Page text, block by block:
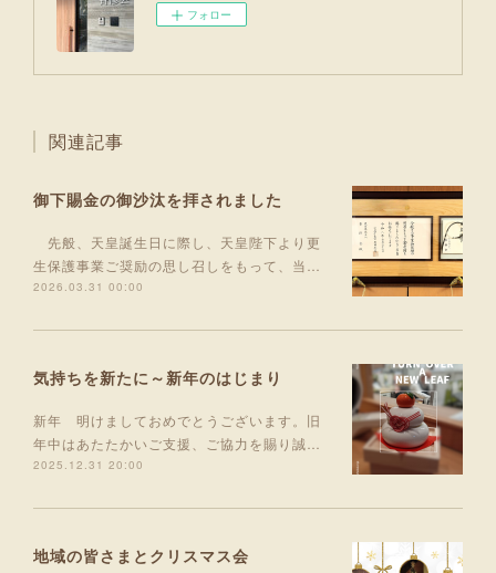
フォロー
関連記事
御下賜金の御沙汰を拝されました
先般、天皇誕生日に際し、天皇陛下より更
生保護事業ご奨励の思し召しをもって、当…
2026.03.31 00:00
気持ちを新たに～新年のはじまり
新年 明けましておめでとうございます。旧
年中はあたたかいご支援、ご協力を賜り誠…
2025.12.31 20:00
地域の皆さまとクリスマス会